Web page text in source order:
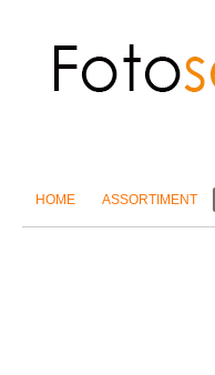
HOME ASSORTIMENT